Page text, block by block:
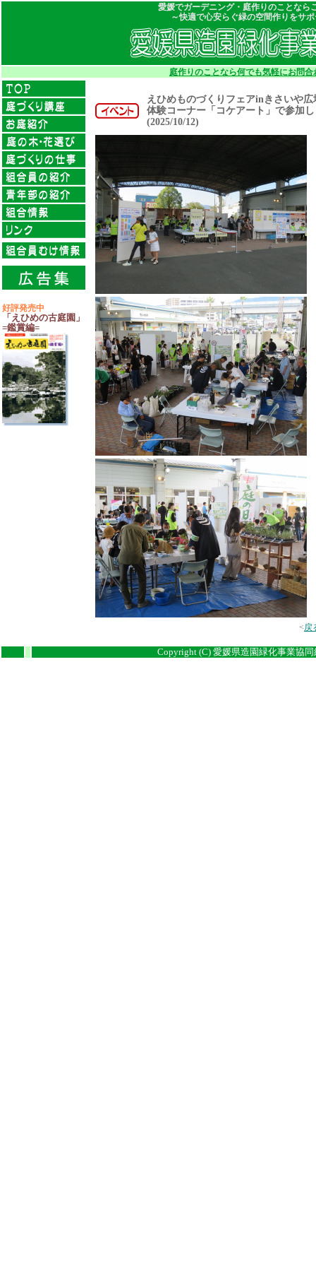
愛媛でガーデニング・庭作りのことなら
～快適で心安らぐ緑の空間作りをサ
庭作りのことなら何でも気軽にお問
好評発売中
「えひめの古庭園」
=鑑賞編=
えひめものづくりフェアinきさいや広
体験コーナー「コケアート」で参加
(2025/10/12)
<戻
Copyright (C) 愛媛県造園緑化事業協同